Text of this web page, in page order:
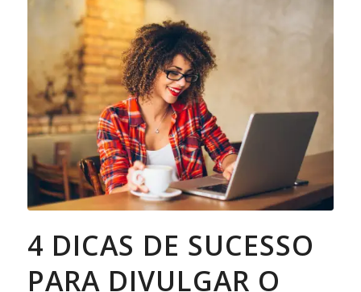
4 DICAS DE SUCESSO
PARA DIVULGAR O